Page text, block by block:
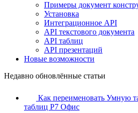
Примеры документ
Установка
Интеграционное API
API текстового документа
API таблиц
API презентаций
Новые возможности
Недавно обновлённые статьи
Как переименовать Умную
таблиц Р7 Офис